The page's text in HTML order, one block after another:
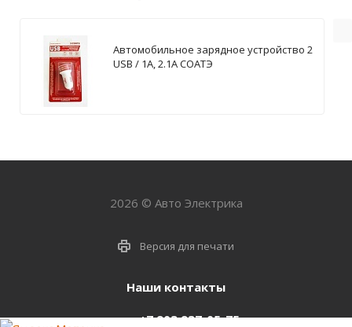
Автомобильное зарядное устройство 2
USB / 1А, 2.1А СОАТЭ
2026 © Авто Электрика
Версия для печати
Наши контакты
+7 903 937-05-75